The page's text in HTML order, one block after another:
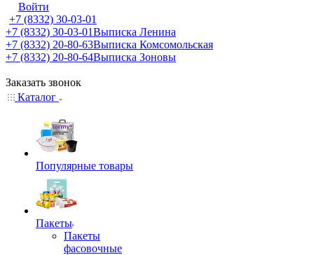
Войти
+7 (8332) 30-03-01
+7 (8332) 30-03-01Выписка Ленина
+7 (8332) 20-80-63Выписка Комсомольская
+7 (8332) 20-80-64Выписка Зоновы
Заказать звонок
Каталог
Популярные товары
Пакеты
Пакеты
фасовочные